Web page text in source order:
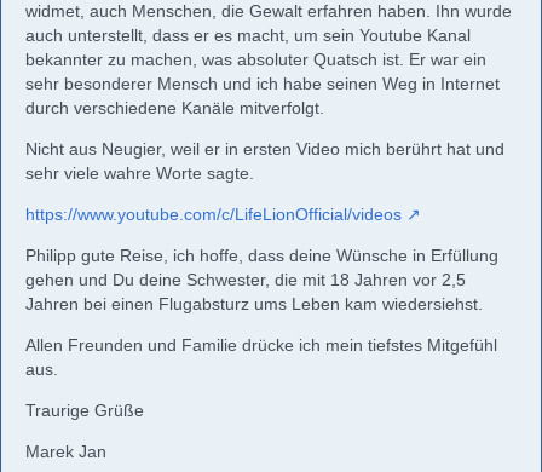
widmet, auch Menschen, die Gewalt erfahren haben. Ihn wurde
auch unterstellt, dass er es macht, um sein Youtube Kanal
bekannter zu machen, was absoluter Quatsch ist. Er war ein
sehr besonderer Mensch und ich habe seinen Weg in Internet
durch verschiedene Kanäle mitverfolgt.
Nicht aus Neugier, weil er in ersten Video mich berührt hat und
sehr viele wahre Worte sagte.
https://www.youtube.com/c/LifeLionOfficial/videos
Philipp gute Reise, ich hoffe, dass deine Wünsche in Erfüllung
gehen und Du deine Schwester, die mit 18 Jahren vor 2,5
Jahren bei einen Flugabsturz ums Leben kam wiedersiehst.
Allen Freunden und Familie drücke ich mein tiefstes Mitgefühl
aus.
Traurige Grüße
Marek Jan